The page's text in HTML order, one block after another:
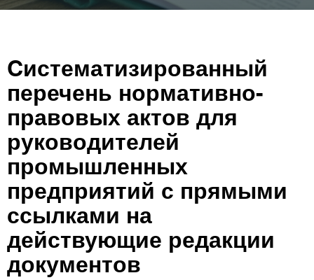
Cистематизированный
перечень нормативно-
правовых актов для
руководителей
промышленных
предприятий с прямыми
ссылками на
действующие редакции
документов